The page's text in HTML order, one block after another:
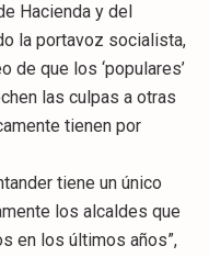
Hacienda y del
la portavoz socialista,
de que los ‘populares’
las culpas a otras
tienen por
tiene un único
los alcaldes que
en los últimos años”,